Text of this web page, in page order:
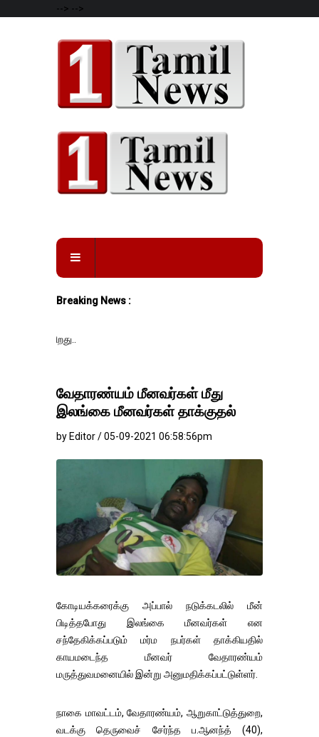
--> -->
Breaking News :
வேதாரண்யம் மீனவர்கள் மீது
இலங்கை மீனவர்கள் தாக்குதல்
by Editor / 05-09-2021 06:58:56pm
கோடியக்கரைக்கு அப்பால் நடுக்கடலில் மீன்
பிடித்தபோது இலங்கை மீனவர்கள் என
சந்தேகிக்கப்படும் மர்ம நபர்கள் தாக்கியதில்
காயமடைந்த மீனவர் வேதாரண்யம்
மருத்துவமனையில் இன்று அனுமதிக்கப்பட்டுள்ளர்.
நாகை மாவட்டம், வேதாரண்யம், ஆறுகாட்டுத்துறை,
வடக்கு தெருவைச் சேர்ந்த ப.ஆனந்த் (40),